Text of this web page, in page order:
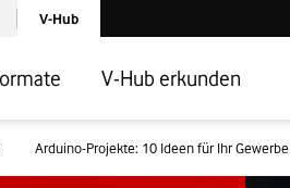
Webseite: Zum Geschäftskundenbereich
Laden der V-Hub Startseite
V-Hub
V-Hub erkunden
Arduino-Projekte: 10 Ideen für Ihr Gewerbe